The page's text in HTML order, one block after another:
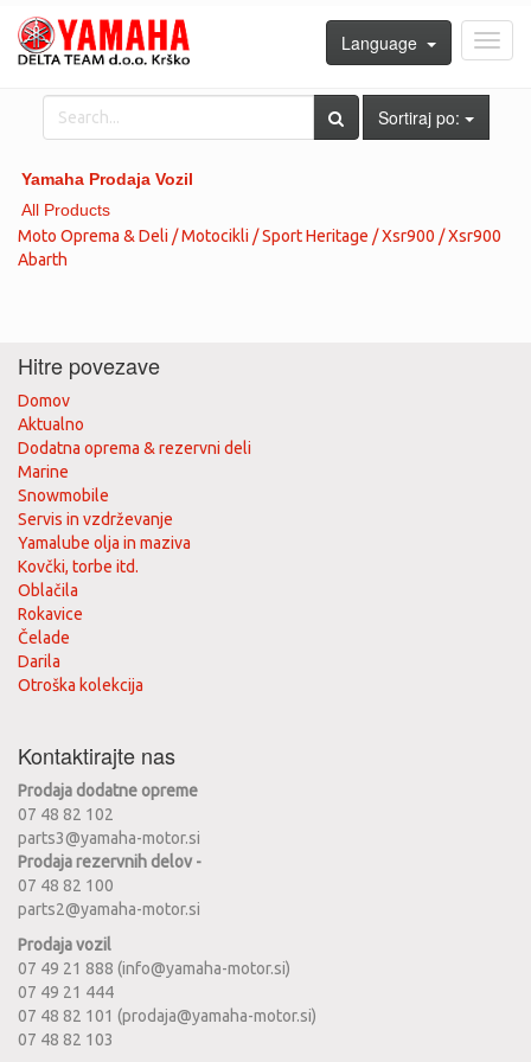
Language
Sortiraj po:
Yamaha Prodaja Vozil
All Products
Moto Oprema & Deli / Motocikli / Sport Heritage / Xsr900 / Xsr900
Abarth
Hitre povezave
Domov
Aktualno
Dodatna oprema & rezervni deli
Marine
Snowmobile
Servis in vzdrževanje
Yamalube olja in maziva
Kovčki, torbe itd.
Oblačila
Rokavice
Čelade
Darila
Otroška kolekcija
Kontaktirajte nas
Prodaja dodatne opreme
07 48 82 102
parts3@yamaha-motor.si
Prodaja rezervnih delov -
07 48 82 100
parts2@yamaha-motor.si
Prodaja vozil
07 49 21 888 (info@yamaha-motor.si)
07 49 21 444
07 48 82 101 (prodaja@yamaha-motor.si)
07 48 82 103